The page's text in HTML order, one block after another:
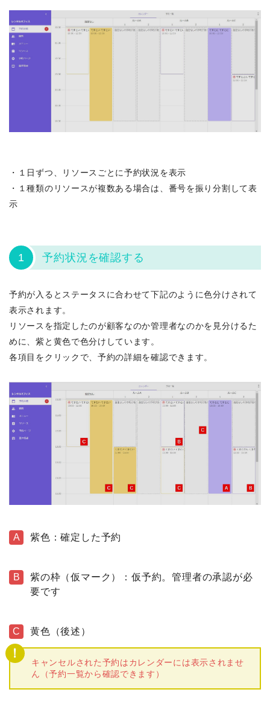
・１日ずつ、リソースごとに予約状況を表示
・１種類のリソースが複数ある場合は、番号を振り分割して表
示
1 予約状況を確認する
予約が入るとステータスに合わせて下記のように色分けされて
表示されます。
リソースを指定したのが顧客なのか管理者なのかを見分けるた
めに、紫と黄色で色分けしています。
各項目をクリックで、予約の詳細を確認できます。
A 紫色：確定した予約
B
紫の枠（仮マーク）：仮予約。管理者の承認が必
要です
C 黄色（後述）
キャンセルされた予約はカレンダーには表示されませ
ん（予約一覧から確認できます）